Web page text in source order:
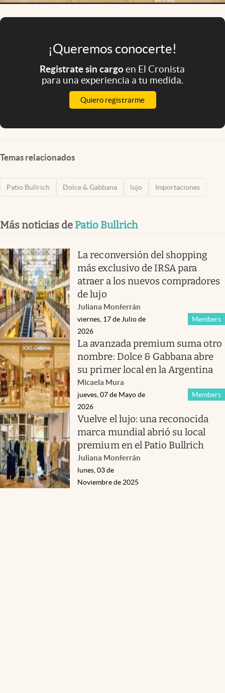
¡Queremos conocerte!
Registrate sin cargoen El Cronista
para una experiencia a tu medida.
Quiero registrarme
Temas relacionados
Patio Bullrich Dolce & Gabbana lujo Importaciones
Más noticias de Patio Bullrich
La reconversión del shopping
más exclusivo de IRSA para
atraer a los nuevos compradores
de lujo
Juliana Monferrán
Members
viernes, 17 de Julio de
2026
La avanzada premium suma otro
nombre: Dolce & Gabbana abre
su primer local en la Argentina
Micaela Mura
Members
jueves, 07 de Mayo de
2026
Vuelve el lujo: una reconocida
marca mundial abrió su local
premium en el Patio Bullrich
Juliana Monferrán
lunes, 03 de
Noviembre de 2025